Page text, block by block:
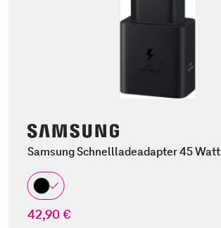
Samsung Schnellladeadapter 45 Watt
42,90 €